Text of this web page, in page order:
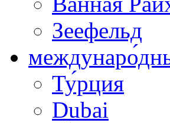
Зеефельд
Ту́рция
Dubai